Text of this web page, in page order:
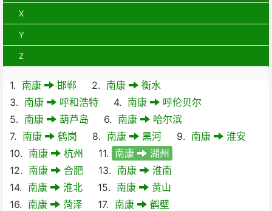
X
Y
Z
1. 南康 邯郸 2. 南康
衡水
3. 南康 呼和浩特 4. 南康
呼伦贝尔
5. 南康 葫芦岛 6. 南康
哈尔滨
7. 南康 鹤岗 8. 南康 黑河 9. 南康
淮安
10. 南康 杭州 11. 南康
湖州
12. 南康 合肥 13. 南康
淮南
14. 南康 淮北 15. 南康
黄山
16. 南康 菏泽 17. 南康
鹤壁